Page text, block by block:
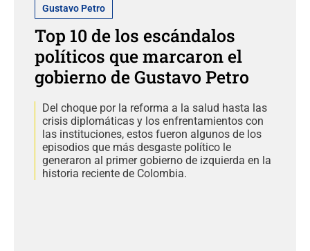
Gustavo Petro
Top 10 de los escándalos
políticos que marcaron el
gobierno de Gustavo Petro
Del choque por la reforma a la salud hasta las
crisis diplomáticas y los enfrentamientos con
las instituciones, estos fueron algunos de los
episodios que más desgaste político le
generaron al primer gobierno de izquierda en la
historia reciente de Colombia.